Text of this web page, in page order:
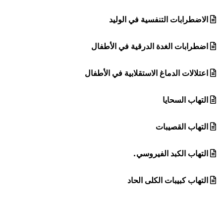
الاضطرابات التنفسية في الوليد
اضطرابات الغدة الدرقية في الأطفال
اعتلالات الدماغ الاستقلابية في الأطفال
التهاب السحايا
التهاب القصيبات
التهاب الكبد الفيروسي.
التهاب كبيبات الكلى الحاد